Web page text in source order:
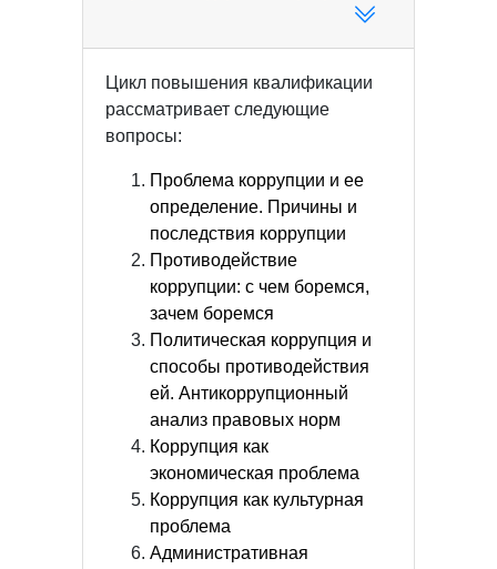
Цикл повышения квалификации
рассматривает следующие
вопросы:
Проблема коррупции и ее
определение. Причины и
последствия коррупции
Противодействие
коррупции: с чем боремся,
зачем боремся
Политическая коррупция и
способы противодействия
ей. Антикоррупционный
анализ правовых норм
Коррупция как
экономическая проблема
Коррупция как культурная
проблема
Административная